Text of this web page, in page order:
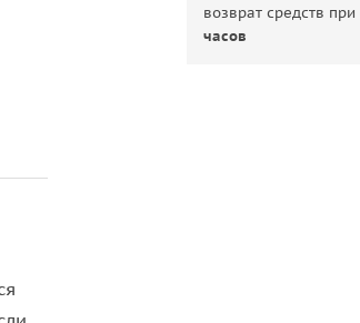
возврат средств
часов